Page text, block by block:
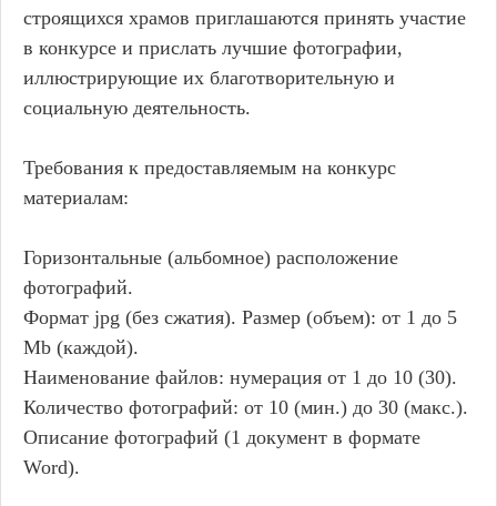
строящихся храмов приглашаются принять участие
в конкурсе и прислать лучшие фотографии,
иллюстрирующие их благотворительную и
социальную деятельность.
Требования к предоставляемым на конкурс
материалам:
Горизонтальные (альбомное) расположение
фотографий.
Формат jpg (без сжатия). Размер (объем): от 1 до 5
Mb (каждой).
Наименование файлов: нумерация от 1 до 10 (30).
Количество фотографий: от 10 (мин.) до 30 (макс.).
Описание фотографий (1 документ в формате
Word).